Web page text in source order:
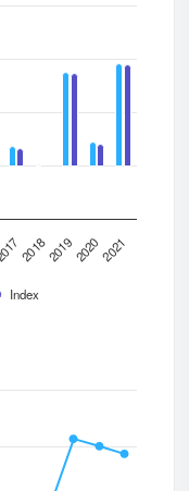
Index
2018201920202021